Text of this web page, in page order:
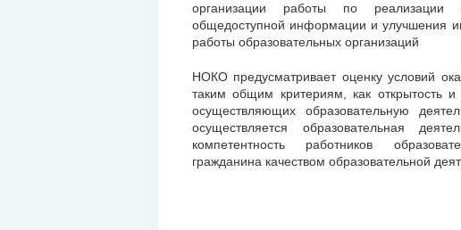
организации работы по реализации
общедоступной информации и улучшения
работы образовательных организаций
НОКО предусматривает оценку условий
таким общим критериям, как открытость
осуществляющих образовательную
осуществляется образовательная
компетентность работников
гражданина качеством образовательной